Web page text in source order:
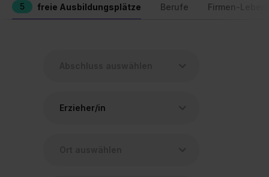
5 freie Ausbildungsplätze Berufe Firmen-
Erzieher/in